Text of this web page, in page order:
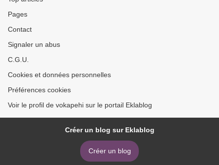
Pages
Contact
Signaler un abus
C.G.U.
Cookies et données personnelles
Préférences cookies
Voir le profil de vokapehi sur le portail Eklablog
Créer un blog sur Eklablog
Créer un blog